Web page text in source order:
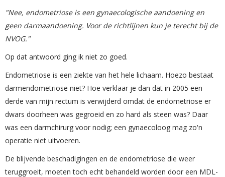
"Nee, endometriose is een gynaecologische aandoening en
geen darmaandoening. Voor de richtlijnen kun je terecht bij de
NVOG."
Op dat antwoord ging ik niet zo goed.
Endometriose is een ziekte van het hele lichaam. Hoezo bestaat
darmendometriose niet? Hoe verklaar je dan dat in 2005 een
derde van mijn rectum is verwijderd omdat de endometriose er
dwars doorheen was gegroeid en zo hard als steen was? Daar
was een darmchirurg voor nodig; een gynaecoloog mag zo'n
operatie niet uitvoeren.
De blijvende beschadigingen en de endometriose die weer
teruggroeit, moeten toch echt behandeld worden door een MDL-